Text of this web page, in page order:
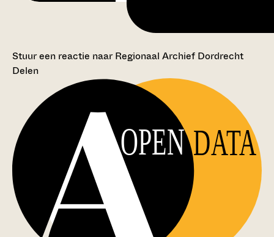
Stuur een reactie naar Regionaal Archief Dordrecht
Delen
OPEN DATA